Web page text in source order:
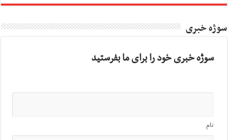
سوژه خبری
سوژه خبری خود را برای ما بفرستید
نام